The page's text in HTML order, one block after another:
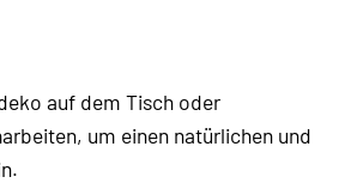
auf dem Tisch oder
um einen natürlichen und